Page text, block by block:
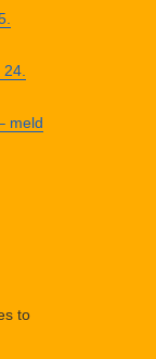
meld
to